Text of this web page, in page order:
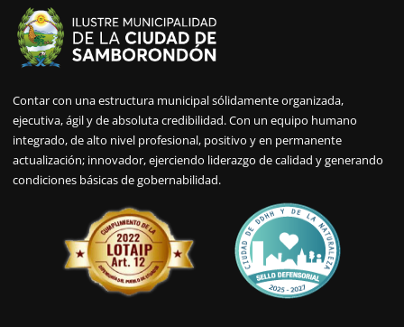
Contar con una estructura municipal sólidamente organizada,
ejecutiva, ágil y de absoluta credibilidad. Con un equipo humano
integrado, de alto nivel profesional, positivo y en permanente
actualización; innovador, ejerciendo liderazgo de calidad y generando
condiciones básicas de gobernabilidad.